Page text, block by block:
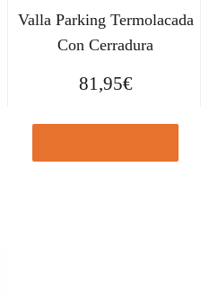
Valla Parking Termolacada
Con Cerradura
81,95€